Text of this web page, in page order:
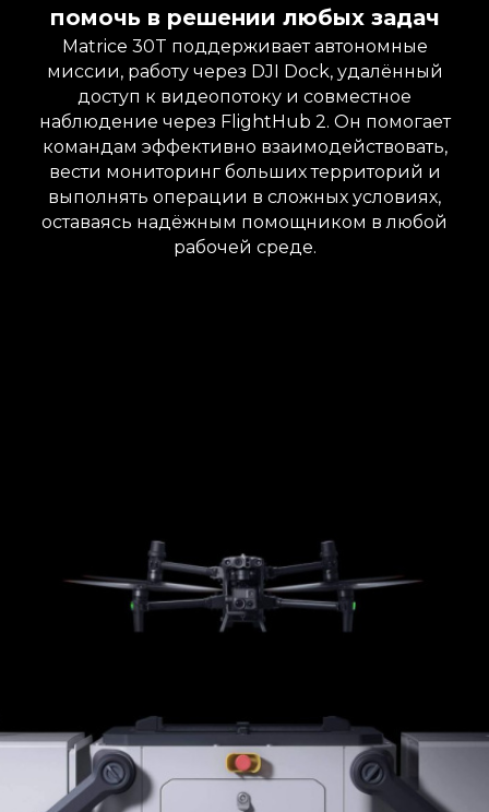
помочь в решении любых задач
Matrice 30T поддерживает автономные
миссии, работу через DJI Dock, удалённый
доступ к видеопотоку и совместное
наблюдение через FlightHub 2. Он помогает
командам эффективно взаимодействовать,
вести мониторинг больших территорий и
выполнять операции в сложных условиях,
оставаясь надёжным помощником в любой
рабочей среде.